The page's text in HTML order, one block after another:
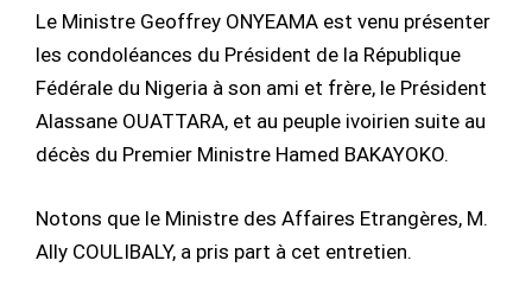
Le Ministre Geoffrey ONYEAMA est venu présenter
les condoléances du Président de la République
Fédérale du Nigeria à son ami et frère, le Président
Alassane OUATTARA, et au peuple ivoirien suite au
décès du Premier Ministre Hamed BAKAYOKO.
Notons que le Ministre des Affaires Etrangères, M.
Ally COULIBALY, a pris part à cet entretien.